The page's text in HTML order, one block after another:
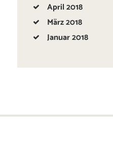
April2018
März2018
Januar2018